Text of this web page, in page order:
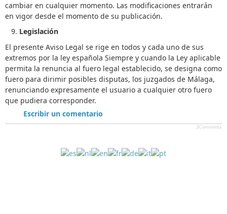
cambiar en cualquier momento. Las modificaciones entrarán
en vigor desde el momento de su publicación.
Legislación
El presente Aviso Legal se rige en todos y cada uno de sus
extremos por la ley española Siempre y cuando la Ley aplicable
permita la renuncia al fuero legal establecido, se designa como
fuero para dirimir posibles disputas, los juzgados de Málaga,
renunciando expresamente el usuario a cualquier otro fuero
que pudiera corresponder.
Escribir un comentario
JComments